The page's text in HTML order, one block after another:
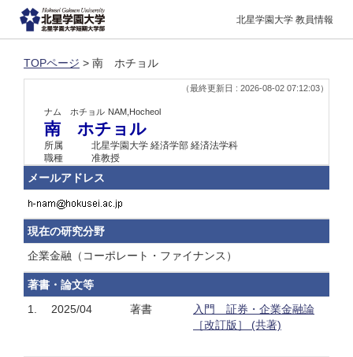
北星学園大学 教員情報
TOPページ > 南 ホチョル
（最終更新日 : 2026-08-02 07:12:03）
ナム ホチョル NAM,Hocheol
南 ホチョル
所属
北星学園大学 経済学部 経済法学科
職種
准教授
メールアドレス
現在の研究分野
企業金融（コーポレート・ファイナンス）
著書・論文等
1.
2025/04 著書
入門 証券・企業金融論
［改訂版］ (共著)